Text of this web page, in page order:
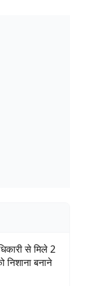
से मिले 2
बनाने